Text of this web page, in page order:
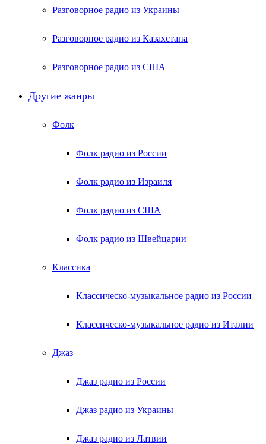
Разговорное радио из Украины
Разговорное радио из Казахстана
Разговорное радио из США
Другие жанры
Фолк
Фолк радио из России
Фолк радио из Израиля
Фолк радио из США
Фолк радио из Швейцарии
Классика
Классическо-музыкальное радио из России
Классическо-музыкальное радио из Италии
Джаз
Джаз радио из России
Джаз радио из Украины
Джаз радио из Латвии